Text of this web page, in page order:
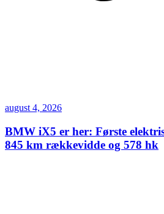
august 4, 2026
BMW iX5 er her: Første
845 km rækkevidde og 578 hk